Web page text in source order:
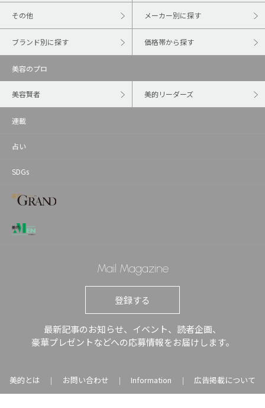
その他 メーカー別に探す
ブランド別に探す 価格帯から探す
美容のプロ
美容賢者 美的リーダーズ
連載
占い
SDGs
Mail Magazine
登録する
最新記事のお知らせ、イベント、読者企画、
豪華プレゼントなどへの応募情報をお届けします。
美的とは ｜ お問い合わせ ｜ Information ｜ 広告掲載について